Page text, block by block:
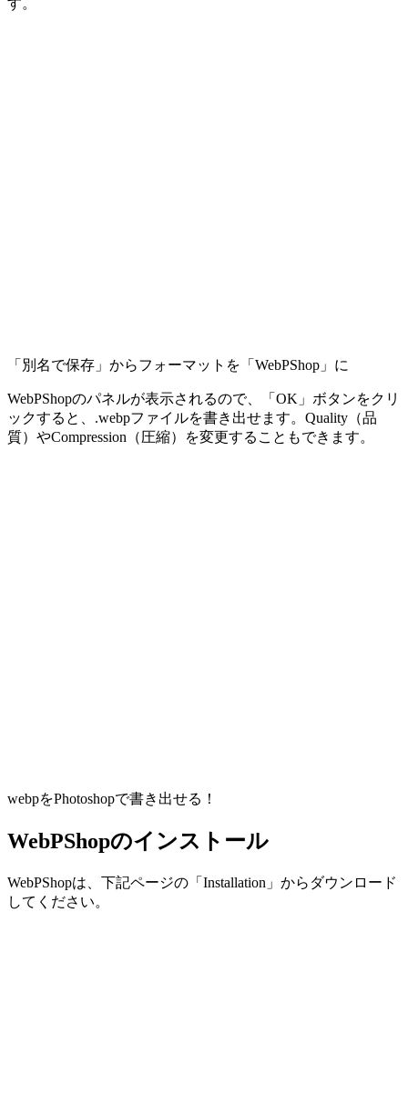
「別名で保存」からフォーマットを「WebPShop」に
WebPShopのパネルが表示されるので、「OK」ボタンをクリ
ックすると、.webpファイルを書き出せます。Quality（品
質）やCompression（圧縮）を変更することもできます。
webpをPhotoshopで書き出せる！
WebPShopのインストール
WebPShopは、下記ページの「Installation」からダウンロード
してください。